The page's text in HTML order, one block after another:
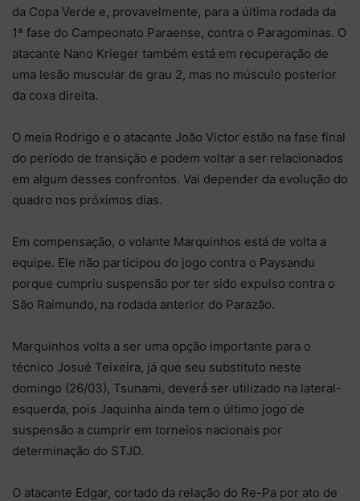
da Copa Verde e, provavelmente, para a última rodada da
1ª fase do Campeonato Paraense, contra o Paragominas. O
atacante Nano Krieger também está em recuperação de
uma lesão muscular de grau 2, mas no músculo posterior
da coxa direita.
O meia Rodrigo e o atacante João Victor estão na fase final
do período de transição e podem voltar a ser relacionados
em algum desses confrontos. Vai depender da evolução do
quadro nos próximos dias.
Em compensação, o volante Marquinhos está de volta a
equipe. Ele não participou do jogo contra o Paysandu
porque cumpriu suspensão por ter sido expulso contra o
São Raimundo, na rodada anterior do Parazão.
Marquinhos volta a ser uma opção importante para o
técnico Josué Teixeira, já que seu substituto neste
domingo (26/03), Tsunami, deverá ser utilizado na lateral-
esquerda, pois Jaquinha ainda tem o último jogo de
suspensão a cumprir em torneios nacionais por
determinação do STJD.
O atacante Edgar, cortado da relação do Re-Pa por ato de